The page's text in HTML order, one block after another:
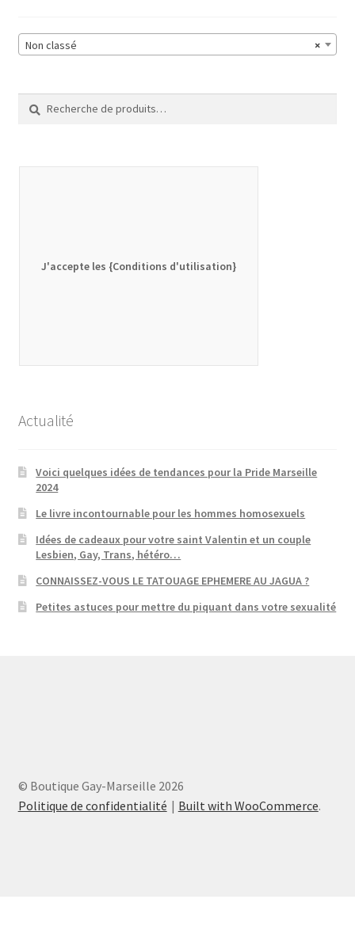
×
Non classé
Recherche
pour :
Recherche
J'accepte les {Conditions d'utilisation}
Actualité
Voici quelques idées de tendances pour la Pride Marseille
2024
Le livre incontournable pour les hommes homosexuels
Idées de cadeaux pour votre saint Valentin et un couple
Lesbien, Gay, Trans, hétéro…
CONNAISSEZ-VOUS LE TATOUAGE EPHEMERE AU JAGUA ?
Petites astuces pour mettre du piquant dans votre sexualité
© Boutique Gay-Marseille 2026
Politique de confidentialité
Built with WooCommerce.